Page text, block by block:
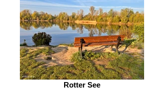
Rotter See